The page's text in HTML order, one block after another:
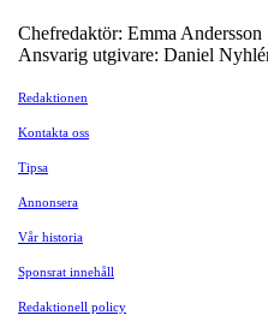
Chefredaktör: Emma Andersson
Ansvarig utgivare: Daniel
Redaktionen
Kontakta oss
Tipsa
Annonsera
Vår historia
Sponsrat innehåll
Redaktionell policy